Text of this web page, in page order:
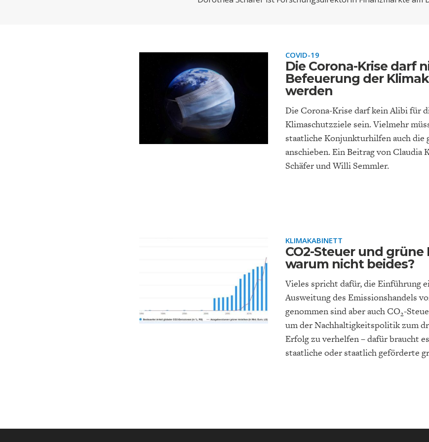
SUCHE
FACHKRÄFTEMANGEL
DAS
DEUTSCHLAND UND DIE
DIGITALISIERUNG
DAS POST-
FINANZMÄRKTE
MAKROTHEK
COVID-19
Die Corona-Krise darf
Befeuerung der
werden
Die Corona-Krise darf kein Alibi für
Klimaschutzziele sein. Vielmehr
staatliche Konjunkturhilfen auch die
anschieben. Ein Beitrag von Claudia
Schäfer und Willi Semmler.
KLIMAKABINETT
CO2-Steuer und
warum nicht beides?
Vieles spricht dafür, die Einführung
Ausweitung des Emissionshandels
genommen sind aber auch CO2-
um der Nachhaltigkeitspolitik zum
Erfolg zu verhelfen – dafür braucht
staatliche oder staatlich geförderte